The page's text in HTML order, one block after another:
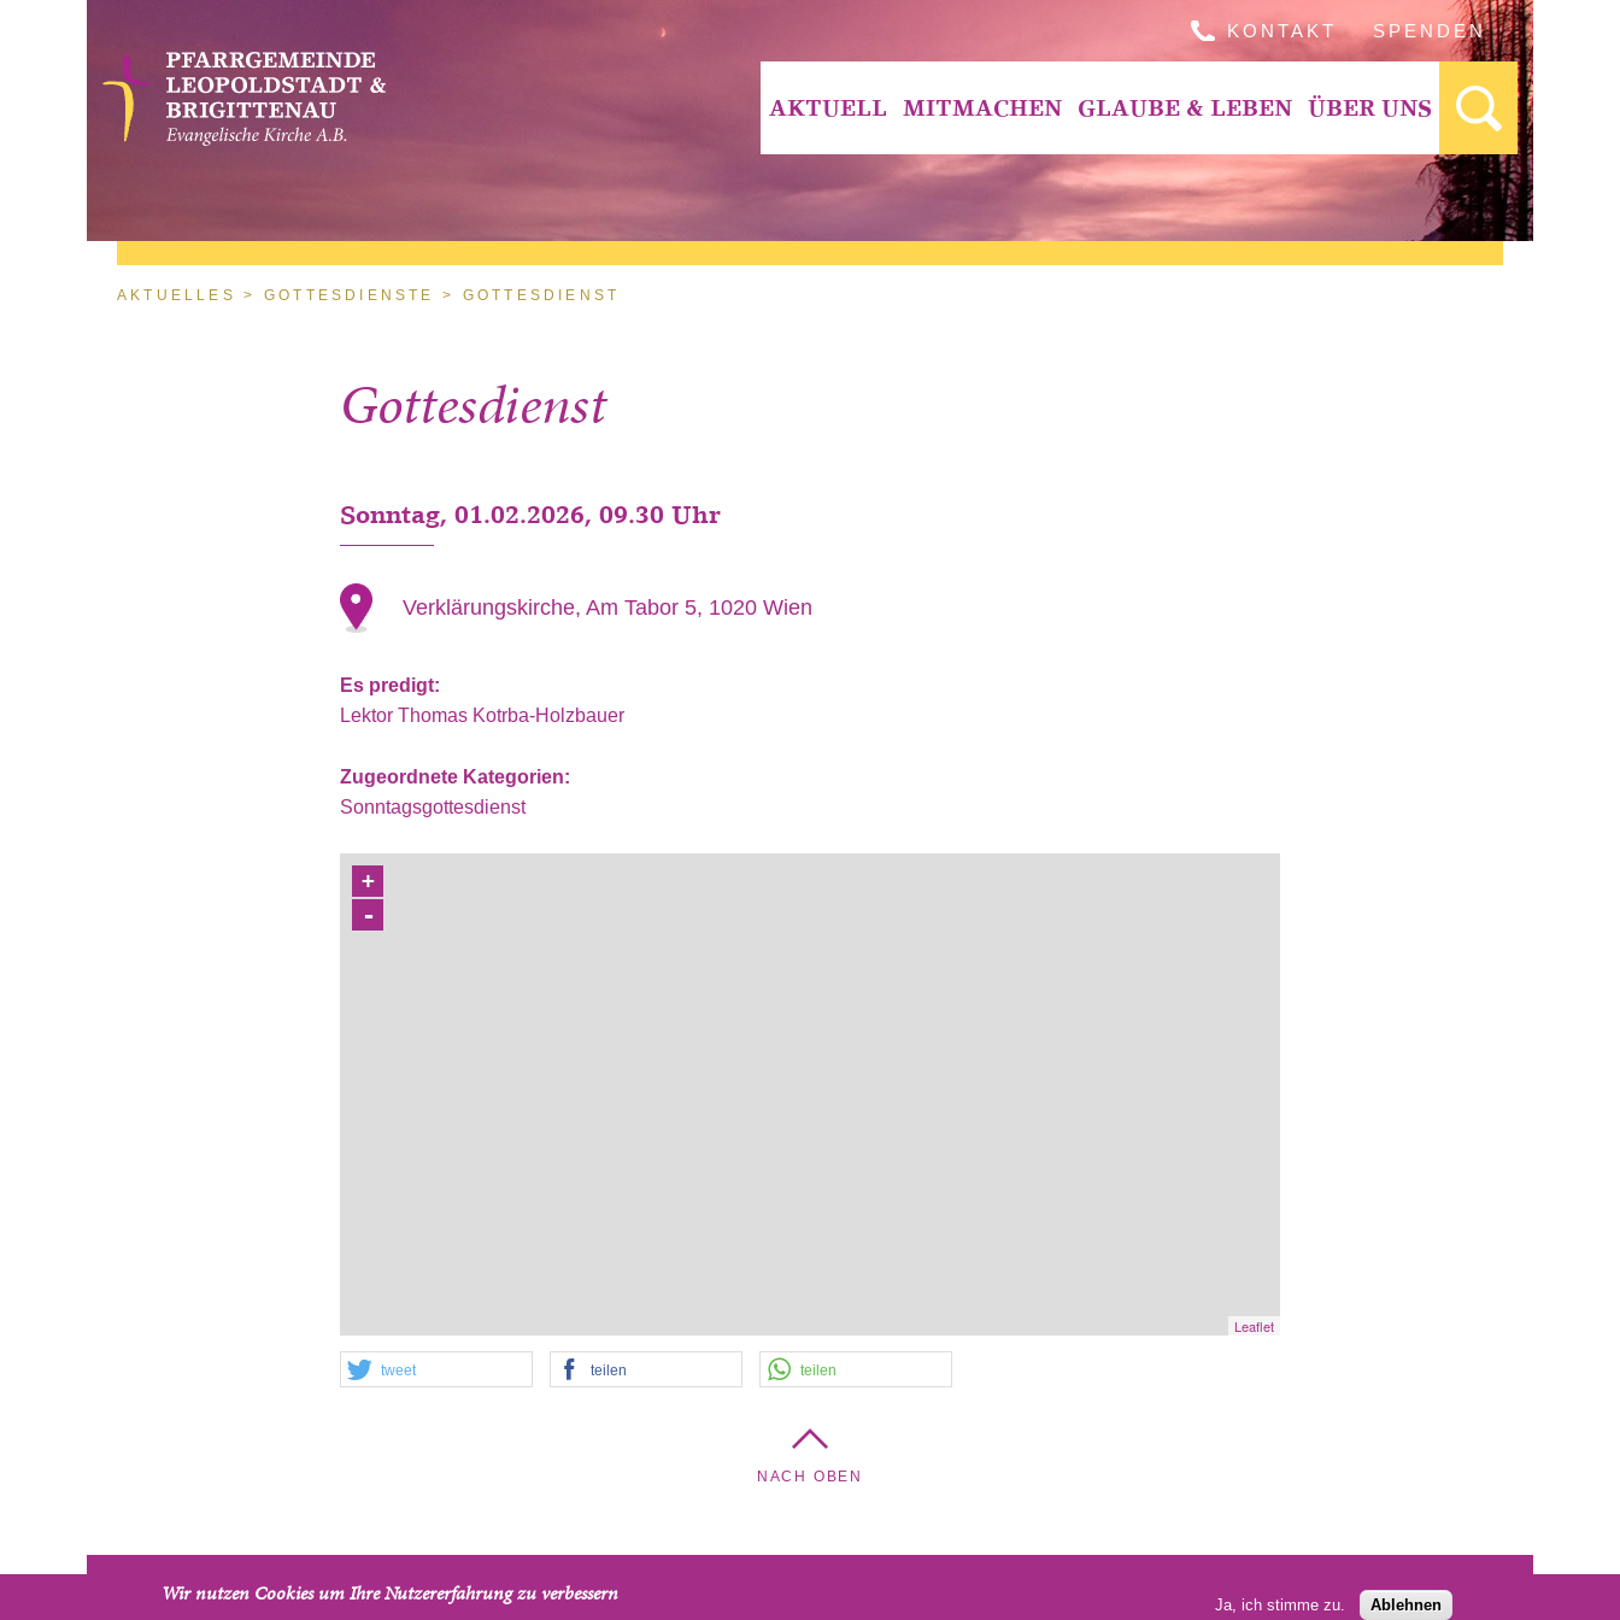
Wir nutzen Cookies um Ihre Nutzererfahrung zu verbessern Ja, ich stimme zu. Ablehnen
KONTAKT SPENDEN
AKTUELL MITMACHEN GLAUBE & LEBEN ÜBER UNS
Sie sind hier
AKTUELLES GOTTESDIENSTE GOTTESDIENST
Gottesdienst
Sonntag, 01.02.2026, 09.30 Uhr
Verklärungskirche, Am Tabor 5, 1020 Wien
Es predigt:
Lektor Thomas Kotrba-Holzbauer
Zugeordnete Kategorien:
Sonntagsgottesdienst
+
-
Leaflet
tweet teilen teilen
NACH OBEN
Verklärungskirche - Pfarrgemeinde Wien-Leopoldstadt und Brigittenau, Am Tabor 5, 1020 Wien, Österreich Datenschutz Hinweisgebersystem